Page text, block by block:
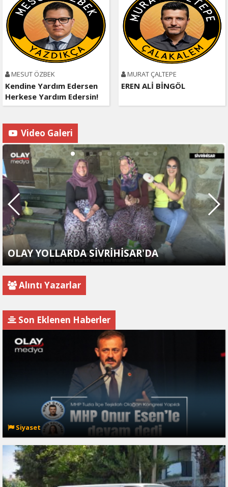
MESUT ÖZBEK
Kendine Yardım Edersen
Herkese Yardım Edersin!
MURAT ÇALTEPE
EREN ALİ BİNGÖL
Video Galeri
OLAY YOLLARDA SİVRİHİSAR'DA
Alıntı Yazarlar
Son Eklenen Haberler
Siyaset